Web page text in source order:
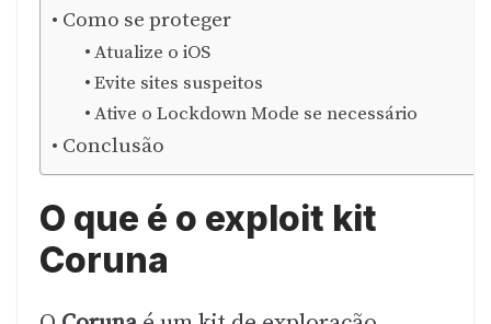
Como se proteger
Atualize o iOS
Evite sites suspeitos
Ative o Lockdown Mode se necessário
Conclusão
O que é o exploit kit
Coruna